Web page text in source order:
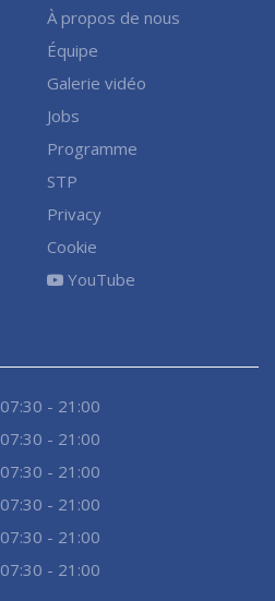
À propos de nous
Équipe
Galerie vidéo
Jobs
Programme
STP
Privacy
Cookie
YouTube
07:30 - 21:00
07:30 - 21:00
07:30 - 21:00
07:30 - 21:00
07:30 - 21:00
07:30 - 21:00